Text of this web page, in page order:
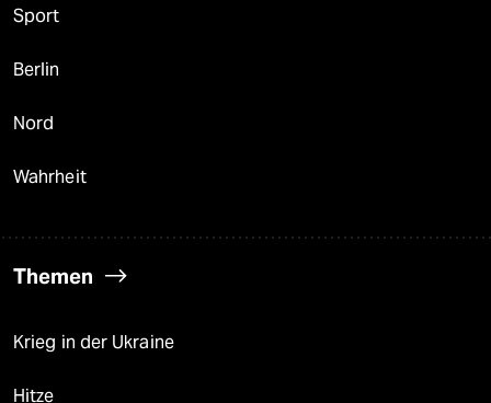
Sport
Berlin
Nord
Wahrheit
Themen
Krieg in der Ukraine
Hitze